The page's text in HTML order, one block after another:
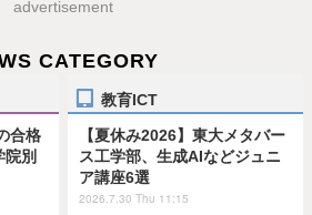
advertisement
CATEGORY
合格
別
教育ICT
【夏休み2026】東大メタバー
ス工学部、生成AIなどジュニ
ア講座6選
2026.7.30 Thu 11:15